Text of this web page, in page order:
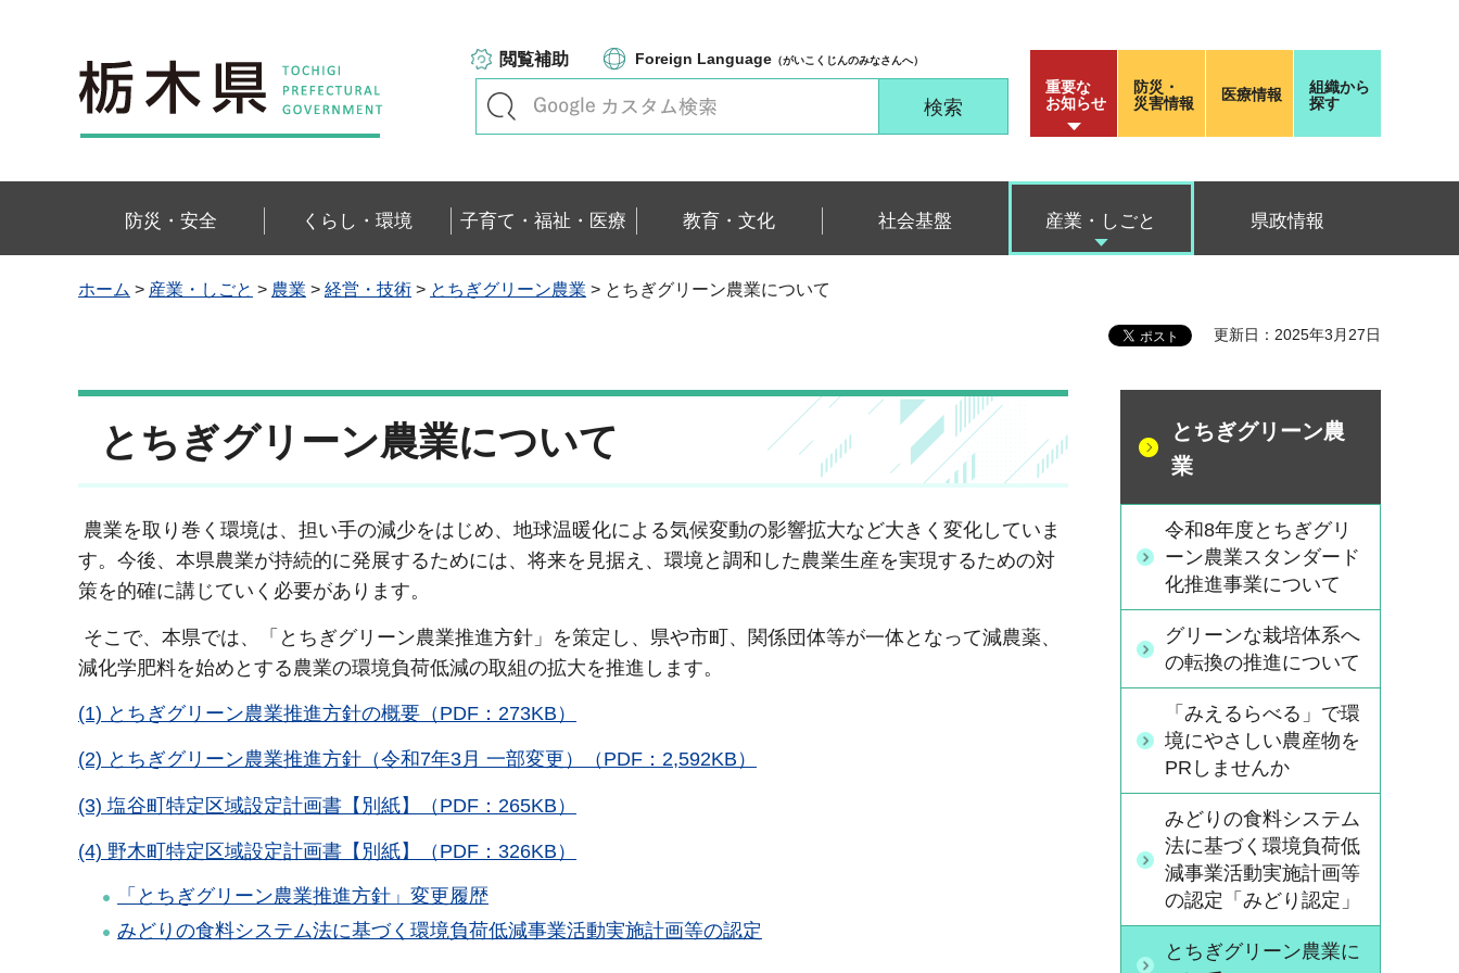
栃木県
閲覧補助 Foreign Language （がいこくじんのみなさんへ）
重要な
お知らせ
防災・
災害情報
医療情報
組織から
探す
防災・安全 くらし・環境 子育て・福祉・医療 教育・文化 社会基盤 産業・しごと 県政情報
ホーム > 産業・しごと > 農業 > 経営・技術 > とちぎグリーン農業 > とちぎグリーン農業について
更新日：2025年3月27日
とちぎグリーン農業について
農業を取り巻く環境は、担い手の減少をはじめ、地球温暖化による気候変動の影響拡大など大きく変化していま
す。今後、本県農業が持続的に発展するためには、将来を見据え、環境と調和した農業生産を実現するための対
策を的確に講じていく必要があります。
そこで、本県では、「とちぎグリーン農業推進方針」を策定し、県や市町、関係団体等が一体となって減農薬、
減化学肥料を始めとする農業の環境負荷低減の取組の拡大を推進します。
(1) とちぎグリーン農業推進方針の概要（PDF：273KB）
(2) とちぎグリーン農業推進方針（令和7年3月 一部変更）（PDF：2,592KB）
(3) 塩谷町特定区域設定計画書【別紙】（PDF：265KB）
(4) 野木町特定区域設定計画書【別紙】（PDF：326KB）
「とちぎグリーン農業推進方針」変更履歴
みどりの食料システム法に基づく環境負荷低減事業活動実施計画等の認定
とちぎグリーン農
業
令和8年度とちぎグリ
ーン農業スタンダード
化推進事業について
グリーンな栽培体系へ
の転換の推進について
「みえるらべる」で環
境にやさしい農産物を
PRしませんか
みどりの食料システム
法に基づく環境負荷低
減事業活動実施計画等
の認定「みどり認定」
とちぎグリーン農業に